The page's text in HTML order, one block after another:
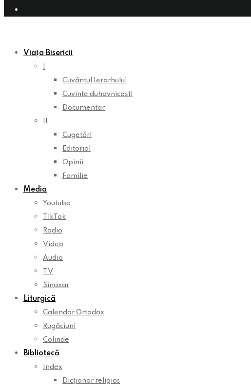
Viața Bisericii
Cuvântul Ierarhului
Cuvinte duhovnicești
Documentar
Cugetări
Editorial
Opinii
Familie
Media
Youtube
TikTok
Radio
Video
Audio
TV
Sinaxar
Liturgică
Calendar Ortodox
Rugăciuni
Colinde
Bibliotecă
Index
Dicționar religios